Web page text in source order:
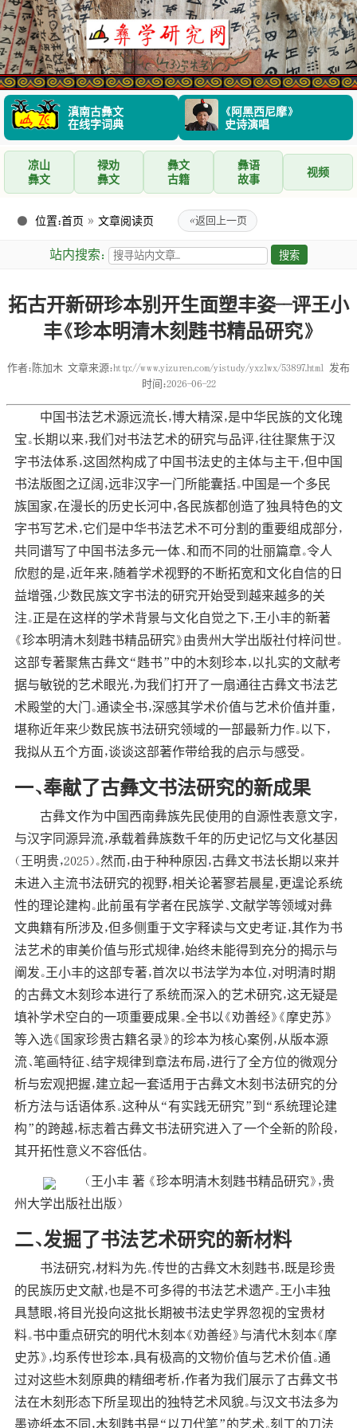
滇南古彝文
在线字词典
《阿黑西尼摩》
史诗演唱
凉山
彝文
禄劝
彝文
彝文
古籍
彝语
故事
视频
位置：首页 » 文章阅读页 «返回上一页
站内搜索：
拓古开新研珍本别开生面塑丰姿--评王小
丰《珍本明清木刻韪书精品研究》
作者：陈加木 文章来源：http://www.yizuren.com/yistudy/yxzlwx/53897.html
发布
时间：2026-06-22
中国书法艺术源远流长，博大精深，是中华民族的文化瑰
宝。长期以来，我们对书法艺术的研究与品评，往往聚焦于汉
字书法体系，这固然构成了中国书法史的主体与主干，但中国
书法版图之辽阔，远非汉字一门所能囊括。中国是一个多民
族国家，在漫长的历史长河中，各民族都创造了独具特色的文
字书写艺术，它们是中华书法艺术不可分割的重要组成部分，
共同谱写了中国书法多元一体、和而不同的壮丽篇章。令人
欣慰的是，近年来，随着学术视野的不断拓宽和文化自信的日
益增强，少数民族文字书法的研究开始受到越来越多的关
注。正是在这样的学术背景与文化自觉之下，王小丰的新著
《珍本明清木刻韪书精品研究》由贵州大学出版社付梓问世。
这部专著聚焦古彝文“韪书”中的木刻珍本，以扎实的文献考
据与敏锐的艺术眼光，为我们打开了一扇通往古彝文书法艺
术殿堂的大门。通读全书，深感其学术价值与艺术价值并重，
堪称近年来少数民族书法研究领域的一部最新力作。以下，
我拟从五个方面，谈谈这部著作带给我的启示与感受。
一、奉献了古彝文书法研究的新成果
古彝文作为中国西南彝族先民使用的自源性表意文字，
与汉字同源异流，承载着彝族数千年的历史记忆与文化基因
（王明贵，2025）。然而，由于种种原因，古彝文书法长期以来并
未进入主流书法研究的视野，相关论著寥若晨星，更遑论系统
性的理论建构。此前虽有学者在民族学、文献学等领域对彝
文典籍有所涉及，但多侧重于文字释读与文史考证，其作为书
法艺术的审美价值与形式规律，始终未能得到充分的揭示与
阐发。王小丰的这部专著，首次以书法学为本位，对明清时期
的古彝文木刻珍本进行了系统而深入的艺术研究，这无疑是
填补学术空白的一项重要成果。全书以《劝善经》《摩史苏》
等入选《国家珍贵古籍名录》的珍本为核心案例，从版本源
流、笔画特征、结字规律到章法布局，进行了全方位的微观分
析与宏观把握，建立起一套适用于古彝文木刻书法研究的分
析方法与话语体系。这种从“有实践无研究”到“系统理论建
构”的跨越，标志着古彝文书法研究进入了一个全新的阶段，
其开拓性意义不容低估。
（王小丰 著 《珍本明清木刻韪书精品研究》，贵
州大学出版社出版）
二、发掘了书法艺术研究的新材料
书法研究，材料为先。传世的古彝文木刻韪书，既是珍贵
的民族历史文献，也是不可多得的书法艺术遗产。王小丰独
具慧眼，将目光投向这批长期被书法史学界忽视的宝贵材
料。书中重点研究的明代木刻本《劝善经》与清代木刻本《摩
史苏》，均系传世珍本，具有极高的文物价值与艺术价值。通
过对这些木刻原典的精细考析，作者为我们展示了古彝文书
法在木刻形态下所呈现出的独特艺术风貌。与汉文书法多为
墨迹纸本不同，木刻韪书是“以刀代笔”的艺术。刻工的刀法